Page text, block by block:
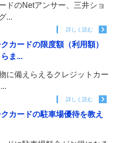
ドのNetアンサー、三井ショ
...
詳しく読む
カードの限度額（利用額）
ま...
に備えらえるクレジットカー
詳しく読む
カードの駐車場優待を教え